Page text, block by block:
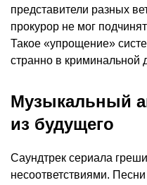
представители разных
прокурор не мог
Такое «упрощение»
странно в криминальной
Музыкальный
из будущего
Саундтрек сериала
несоответствиями.